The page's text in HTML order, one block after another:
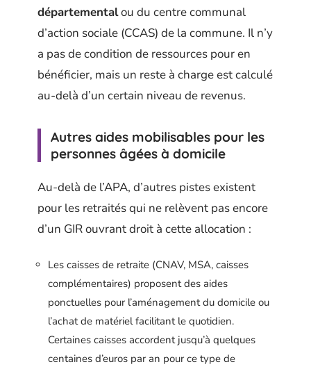
départementalou du centre communal
d’action sociale (CCAS) de la commune. Il n’y
a pas de condition de ressources pour en
bénéficier, mais un reste à charge est calculé
au-delà d’un certain niveau de revenus.
Autres aides mobilisables pour les
personnes âgées à domicile
Au-delà de l’APA, d’autres pistes existent
pour les retraités qui ne relèvent pas encore
d’un GIR ouvrant droit à cette allocation :
Les caisses de retraite (CNAV, MSA, caisses
complémentaires) proposent des aides
ponctuelles pour l’aménagement du domicile ou
l’achat de matériel facilitant le quotidien.
Certaines caisses accordent jusqu’à quelques
centaines d’euros par an pour ce type de